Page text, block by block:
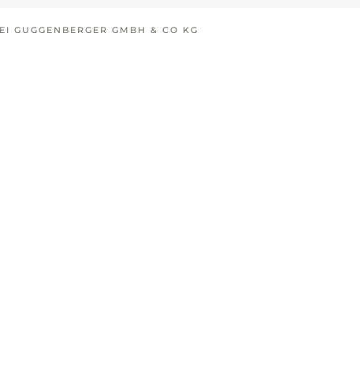
GUGGENBERGER GMBH & CO KG